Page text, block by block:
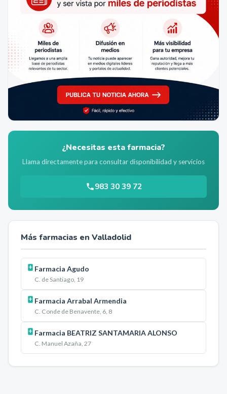
¿Necesitas esta farmacia?
Llama directamente para consultar disponibilidad y servicios
983 30 39 72
Más farmacias en Valladolid
Farmacia Agudo
C. de Santiago, 19
Farmacia Arrabal Armendia
C. Conde de Benavente, 6, 8
Farmacia BEATRIZ SANTAMARIA ALONSO
C. Manuel Azaña, 27